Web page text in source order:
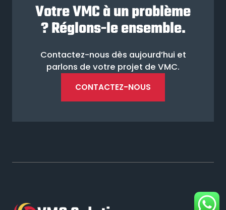
Votre VMC à un problème
? Réglons-le ensemble.
Contactez-nous dès aujourd’hui et
parlons de votre projet de VMC.
CONTACTEZ-NOUS